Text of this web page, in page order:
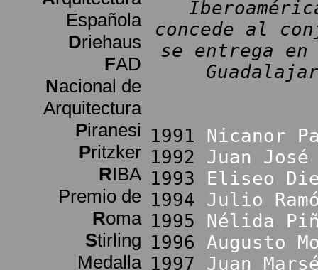
Española
Driehaus
FAD
Nacional de
Arquitectura
Piranesi
Pritzker
RIBA
Premio de
Roma
Stirling
Medalla
concede al
se entrega
1991 Nicanor
1992 Juan
1993 Eliseo
1994 Julio
1995 Nélida
1996 Augusto
1997 Juan